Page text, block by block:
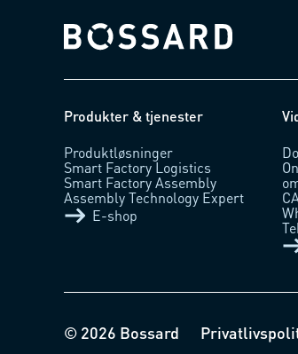
Bossard homepage
Produkter & tjenester
Produktløsninger
Smart Factory Logistics
Smart Factory Assembly
Assembly Technology Expert
E-shop
© 2026 Bossard